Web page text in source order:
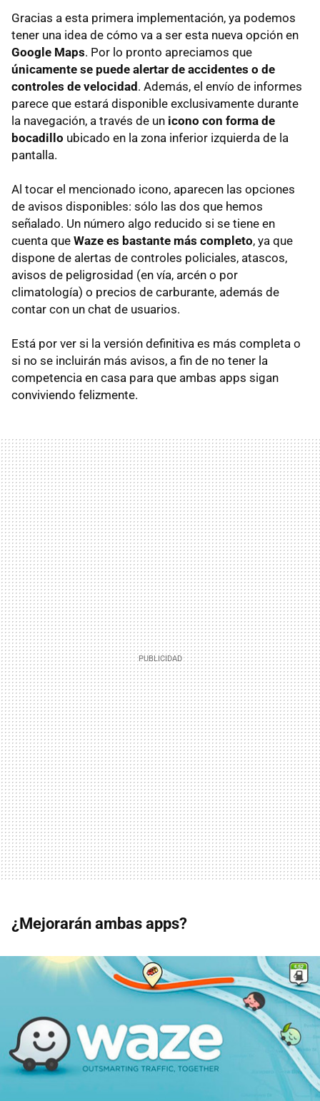
Gracias a esta primera implementación, ya podemos
tener una idea de cómo va a ser esta nueva opción en
Google Maps. Por lo pronto apreciamos que
únicamente se puede alertar de accidentes o de
controles de velocidad. Además, el envío de informes
parece que estará disponible exclusivamente durante
la navegación, a través de un icono con forma de
bocadillo ubicado en la zona inferior izquierda de la
pantalla.
Al tocar el mencionado icono, aparecen las opciones
de avisos disponibles: sólo las dos que hemos
señalado. Un número algo reducido si se tiene en
cuenta que Waze es bastante más completo, ya que
dispone de alertas de controles policiales, atascos,
avisos de peligrosidad (en vía, arcén o por
climatología) o precios de carburante, además de
contar con un chat de usuarios.
Está por ver si la versión definitiva es más completa o
si no se incluirán más avisos, a fin de no tener la
competencia en casa para que ambas apps sigan
conviviendo felizmente.
¿Mejorarán ambas apps?